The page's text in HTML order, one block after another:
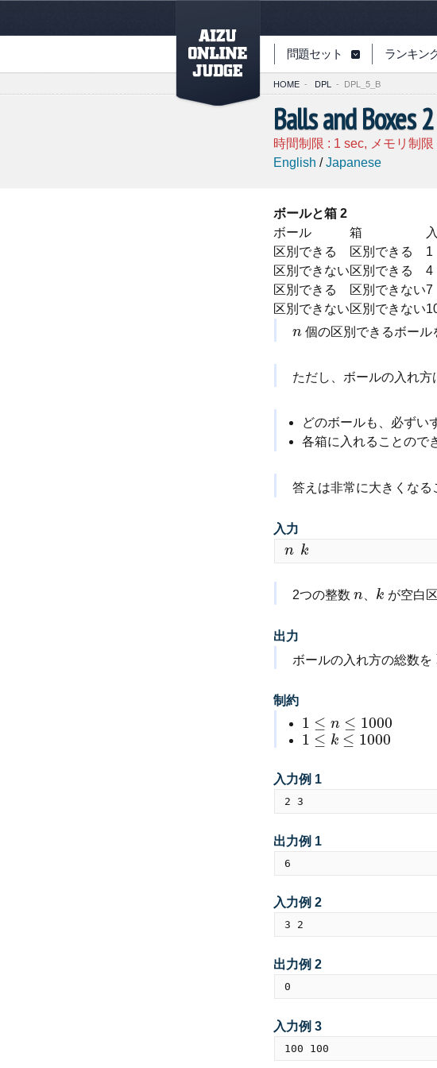
PAGETOP 問題セット ランキン
HOME - DPL - DPL_5_B
Balls and Boxes 2
時間制限 : 1 sec, メモリ制限
English /Japanese
ボールと箱 2
ボール
箱
区別できる
区別できる 1
区別できない区別できる 4
区別できる
区別できない7
区別できない区別できない
n
n 個の区別できるボール
ただし、ボールの入れ方
どのボールも、必ずい
各箱に入れることので
答えは非常に大きくなる
入力
n
n k
k
2つの整数 n
n k
k が空白
出力
ボールの入れ方の総数を
制約
1 ≤ n ≤ 1000
1 ≤n≤ 1000
1 ≤ k ≤ 1000
1 ≤k≤ 1000
入力例 1
出力例 1
入力例 2
出力例 2
入力例 3